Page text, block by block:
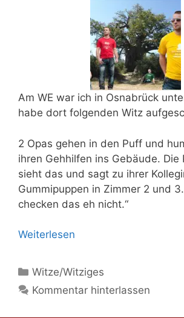
Am WE war ich in Osnabrück
habe dort folgenden Witz
2 Opas gehen in den Puff und
ihren Gehhilfen ins Gebäude. Die
sieht das und sagt zu ihrer
Gummipuppen in Zimmer 2 und
checken das eh nicht.“
Weiterlesen
Kategorien
Witze/Witziges
Kommentar hinterlassen